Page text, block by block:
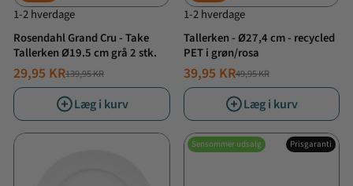
1-2 hverdage
Rosendahl Grand Cru - Take
Tallerken Ø19.5 cm grå 2 stk.
NORMALPRIS
139,95 KR
TILBUDSPRIS
29,95 KR
Læg i kurv
1-2 hverdage
Tallerken - Ø27,4 cm - recycled
PET i grøn/rosa
NORMALPRIS
49,95 KR
TILBUDSPRIS
39,95 KR
Læg i kurv
Sensommer udsalg Prisgaranti